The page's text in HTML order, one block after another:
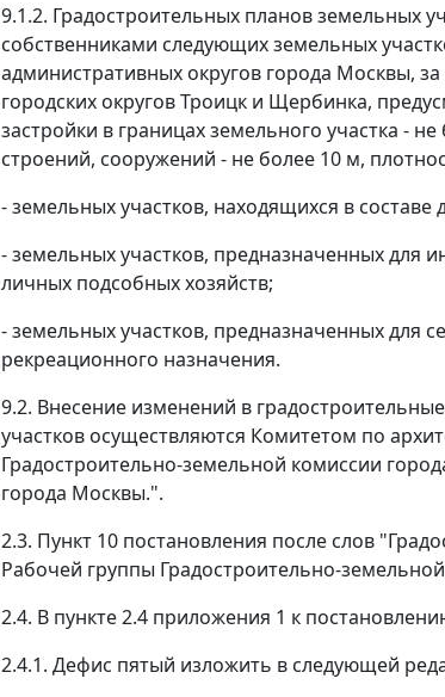
9.1.2. Градостроительных планов земельных
собственниками следующих земельных
административных округов города Москвы,
городских округов Троицк и Щербинка,
застройки в границах земельного участка -
строений, сооружений - не более 10 м,
- земельных участков, находящихся в
- земельных участков, предназначенных для
личных подсобных хозяйств;
- земельных участков, предназначенных для
рекреационного назначения.
9.2. Внесение изменений в
участков осуществляются Комитетом по
Градостроительно-земельной комиссии
города Москвы.".
2.3. Пункт 10 постановления после слов
Рабочей группы Градостроительно-
2.4. В пункте 2.4 приложения 1 к
2.4.1. Дефис пятый изложить в следующей